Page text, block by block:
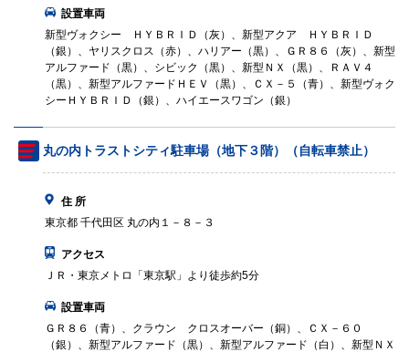
設置車両
新型ヴォクシー ＨＹＢＲＩＤ（灰）、新型アクア ＨＹＢＲＩＤ
（銀）、ヤリスクロス（赤）、ハリアー（黒）、ＧＲ８６（灰）、新型
アルファード（黒）、シビック（黒）、新型ＮＸ（黒）、ＲＡＶ４
（黒）、新型アルファードＨＥＶ（黒）、ＣＸ－５（青）、新型ヴォク
シーＨＹＢＲＩＤ（銀）、ハイエースワゴン（銀）
丸の内トラストシティ駐車場（地下３階）（自転車禁止）
住 所
東京都 千代田区 丸の内１－８－３
アクセス
ＪＲ・東京メトロ「東京駅」より徒歩約5分
設置車両
ＧＲ８６（青）、クラウン クロスオーバー（銅）、ＣＸ－６０
（銀）、新型アルファード（黒）、新型アルファード（白）、新型ＮＸ